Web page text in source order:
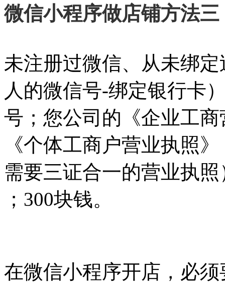
微信小程序做店铺方法三
未注册过微信、从未绑
人的微信号-绑定银行卡
号；您公司的《企业工
《个体工商户营业执照
需要三证合一的营业执
；300块钱。
在微信小程序开店，必